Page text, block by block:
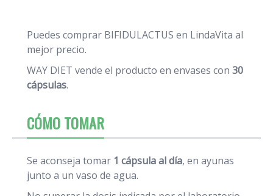
Puedes comprar BIFIDULACTUS en LindaVita al
mejor precio.
WAY DIET vende el producto en envases con 30
cápsulas.
CÓMO TOMAR
Se aconseja tomar 1 cápsula al día, en ayunas
junto a un vaso de agua.